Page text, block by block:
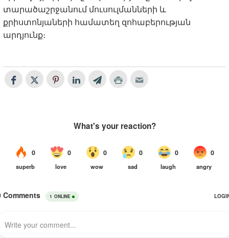
տարածաշրջանում մուսուլմանների և
քրիստոնյաների համատեղ զոհաբերության
արդյունք։